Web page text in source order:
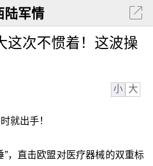
陆军情
这次不惯着！这波操
小 大
就出手！
”，直击欧盟对医疗器械的双重标